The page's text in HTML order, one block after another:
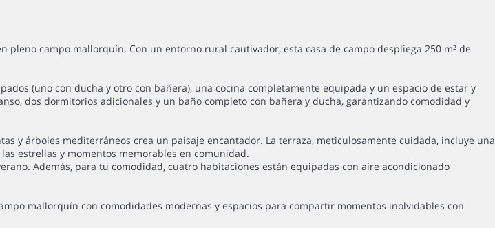
campo mallorquín. Con un entorno rural cautivador, esta casa de campo despliega 250 m² de
(uno con ducha y otro con bañera), una cocina completamente equipada y un espacio de estar y
dos dormitorios adicionales y un baño completo con bañera y ducha, garantizando comodidad y
y árboles mediterráneos crea un paisaje encantador. La terraza, meticulosamente cuidada, incluye una
estrellas y momentos memorables en comunidad.
Además, para tu comodidad, cuatro habitaciones están equipadas con aire acondicionado
mallorquín con comodidades modernas y espacios para compartir momentos inolvidables con